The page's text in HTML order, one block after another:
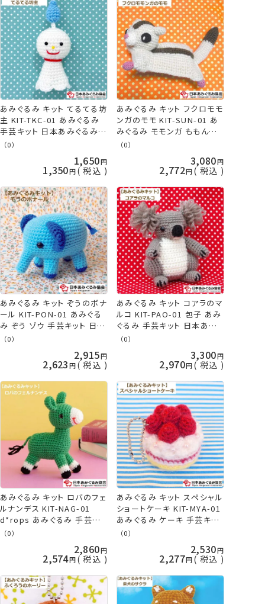
あみぐるみ キット てるてる坊
主 KIT-TKC-01 あみぐるみ
手芸キット 日本あみぐるみ協
会 KOU
（0）
1,650
1,350 税込
あみぐるみ キット フクロモモ
ンガのモモ KIT-SUN-01 あ
みぐるみ モモンガ ももんが
手芸キット 日本あみぐるみ協
（0）
3,080
2,772 税込
あみぐるみ キット ぞうのボナ
ール KIT-PON-01 あみぐる
み ぞう ゾウ 手芸キット 日本
あみぐるみ協会 KOU
（0）
2,915
2,623 税込
あみぐるみ キット コアラのマ
ルコ KIT-PAO-01 包子 あみ
ぐるみ 手芸キット 日本あみぐ
るみ協会 KOU
（0）
3,300
2,970 税込
あみぐるみ キット ロバのフェ
ルナンデス KIT-NAG-01
d*rops あみぐるみ 手芸キッ
ト 日本あみぐるみ協会 KOU
（0）
2,860
2,574 税込
あみぐるみ キット スペシャル
ショートケーキ KIT-MYA-01
あみぐるみ ケーキ 手芸キッ
ト 日本あみぐるみ協会 KOU
（0）
2,530
2,277 税込